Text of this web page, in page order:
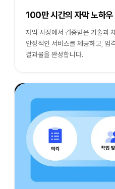
100만 시간의 자막 노하우
자막 시장에서 검증받은 기술과
안정적인 서비스를 제공하고, 엄
결과물을 완성합니다.